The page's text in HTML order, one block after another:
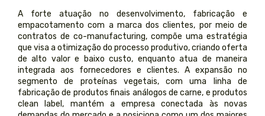
A forte atuação no desenvolvimento, fabricação e
empacotamento com a marca dos clientes, por meio de
contratos de co-manufacturing, compõe uma estratégia
que visa a otimização do processo produtivo, criando oferta
de alto valor e baixo custo, enquanto atua de maneira
integrada aos fornecedores e clientes. A expansão no
segmento de proteínas vegetais, com uma linha de
fabricação de produtos finais análogos de carne, e produtos
clean label, mantém a empresa conectada às novas